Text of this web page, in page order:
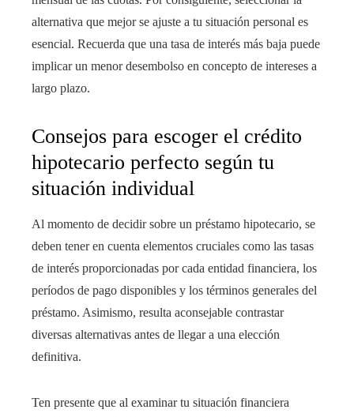
alternativa que mejor se ajuste a tu situación personal es
esencial. Recuerda que una tasa de interés más baja puede
implicar un menor desembolso en concepto de intereses a
largo plazo.
Consejos para escoger el crédito
hipotecario perfecto según tu
situación individual
Al momento de decidir sobre un préstamo hipotecario, se
deben tener en cuenta elementos cruciales como las tasas
de interés proporcionadas por cada entidad financiera, los
períodos de pago disponibles y los términos generales del
préstamo. Asimismo, resulta aconsejable contrastar
diversas alternativas antes de llegar a una elección
definitiva.
Ten presente que al examinar tu situación financiera